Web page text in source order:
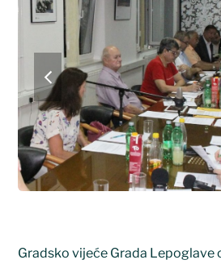
previous
slide
Gradsko vijeće Grada Lepoglave